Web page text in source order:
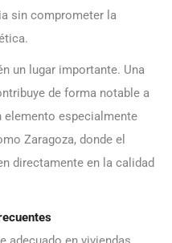
sin comprometer la
un lugar importante. Una
de forma notable a
elemento especialmente
Zaragoza, donde el
directamente en la calidad